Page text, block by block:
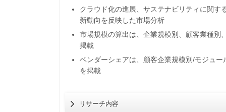
クラウド化の進展、サステナビリティに関す
新動向を反映した市場分析
市場規模の算出は、企業規模別、顧客業種別
掲載
ベンダーシェアは、顧客企業規模別/モジュ
を掲載
リサーチ内容